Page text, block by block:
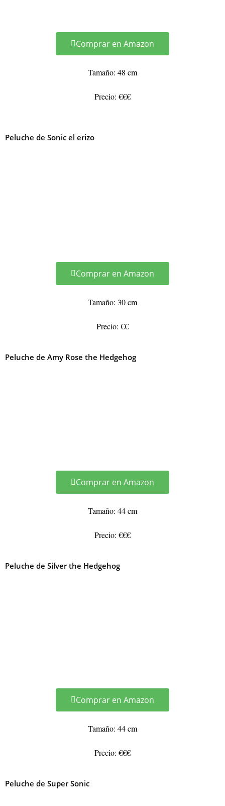
Comprar en Amazon
Tamaño: 48 cm
Precio: €€€
Peluche de Sonic el erizo
Comprar en Amazon
Tamaño: 30 cm
Precio: €€
Peluche de Amy Rose the Hedgehog
Comprar en Amazon
Tamaño: 44 cm
Precio: €€€
Peluche de Silver the Hedgehog
Comprar en Amazon
Tamaño: 44 cm
Precio: €€€
Peluche de Super Sonic